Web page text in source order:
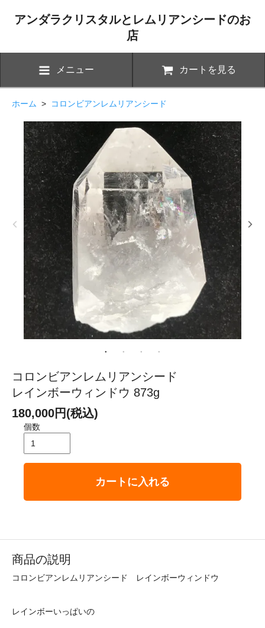
アンダラクリスタルとレムリアンシードのお
店
メニュー カートを見る
ホーム > コロンビアンレムリアンシード
コロンビアンレムリアンシード
レインボーウィンドウ 873g
180,000円(税込)
個数
カートに入れる
商品の説明
コロンビアンレムリアンシード レインボーウィンドウ
レインボーいっぱいの